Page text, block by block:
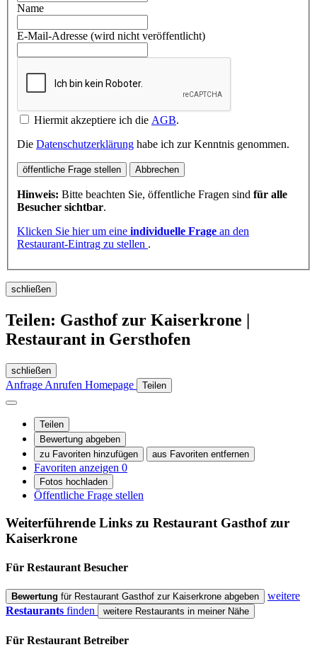
Name
E-Mail-Adresse (wird nicht veröffentlicht)
Hiermit akzeptiere ich die AGB.
Die Datenschutzerklärung habe ich zur Kenntnis genommen.
öffentliche Frage stellen Abbrechen
Hinweis: Bitte beachten Sie, öffentliche Fragen sind für alle
Besucher sichtbar.
Klicken Sie hier um eine individuelle Frage an den
Restaurant-Eintrag zu stellen .
schließen
Teilen: Gasthof zur Kaiserkrone |
Restaurant in Gersthofen
schließen
Anfrage Anrufen Homepage Teilen
Teilen
Bewertung abgeben
zu Favoriten hinzufügen
aus Favoriten entfernen
Favoriten anzeigen 0
Fotos hochladen
Öffentliche Frage stellen
Weiterführende Links zu Restaurant Gasthof zur
Kaiserkrone
Für Restaurant Besucher
Bewertung für Restaurant Gasthof zur Kaiserkrone abgeben
weitere
Restaurants finden weitere Restaurants in meiner Nähe
Für Restaurant Betreiber